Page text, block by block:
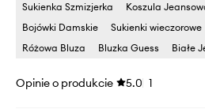
Sukienka Szmizjerka
Koszula
Bojówki Damskie
Sukienki wieczorowe
Różowa Bluza
Bluzka Guess Białe
Opinie o produkcie 5.0 1